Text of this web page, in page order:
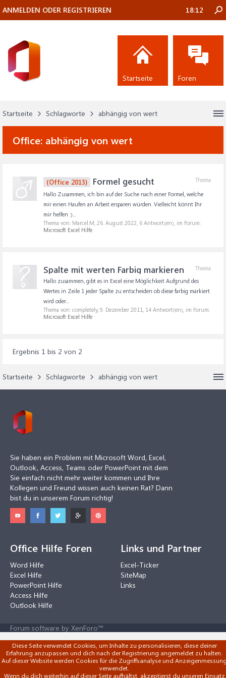
Startseite Schlagworte abhängig von wert
Office: abhängig von wert
Thema
(Office 2013) Formel gesucht
Hallo Zusammen, ich bin auf der Suche nach einer Formel, welche
mir einen Haufen an Arbeit ersparen würden. Vielleicht könnt Ihr
mir helfen :)...
Thema von: Marcel.M, 26. August 2022, 6 Antwort(en), im Forum:
Microsoft Excel Hilfe
Thema
Spalte mit werten Farbig markieren
Hallo zusammen, gibt es in Excel eine Möglichkeit Aufgrund des
Wertes in Zeile 1 jeder Spalte zu entscheiden ob diese farbig markiert
wird oder...
Thema von: completely, 9. Dezember 2011, 14 Antwort(en), im Forum:
Microsoft Excel Hilfe
Ergebnis 1 bis 2 von 2
Startseite Schlagworte abhängig von wert
ANMELDEN ODER REGISTRIEREN 18:12
Startseite Foren
Sie haben ein Problem mit Microsoft Word, Excel,
Outlook, Access, Teams oder PowerPoint mit dem
Sie einfach nicht mehr weiter kommen und Ihre
Kollegen und Freund wissen auch keinen Rat? Dann
bist du in unserem Forum richtig!
Office Hilfe Foren
Word Hilfe
Excel Hilfe
PowerPoint Hilfe
Access Hilfe
Outlook Hilfe
Links und Partner
Excel-Ticker
SiteMap
Links
Forum software by XenForo™
Diese Seite verwendet Cookies, um Inhalte zu personalisieren, diese deiner
Erfahrung anzupassen und dich nach der Registrierung angemeldet zu halten.
Auf dieser Website werden Cookies für die Zugriffsanalyse und
verwendet.
Wenn du dich weiterhin auf dieser Seite aufhältst, akzeptierst du unseren Einsatz